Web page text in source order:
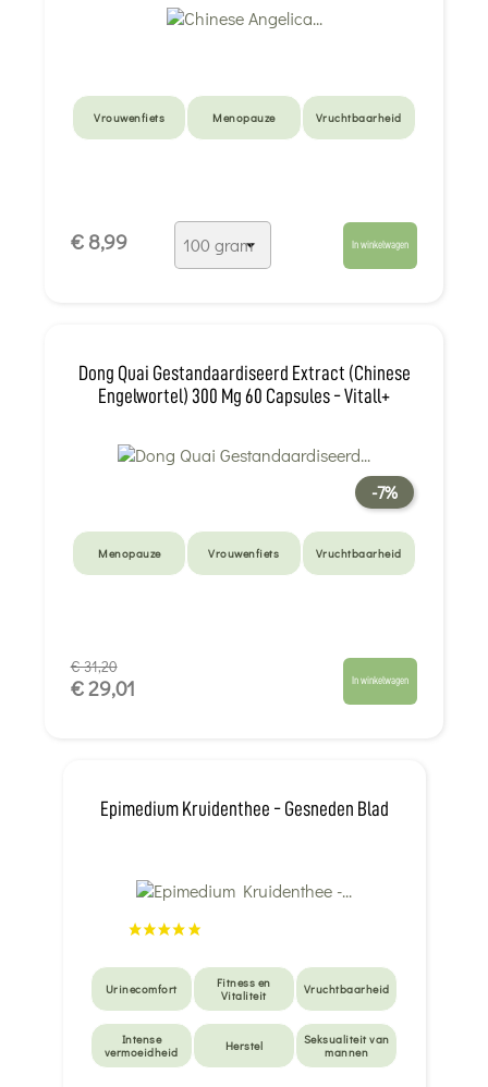
Vrouwenfiets Menopauze Vruchtbaarheid
€ 8,99 In winkelwagen
Dong Quai Gestandaardiseerd Extract (Chinese
Engelwortel) 300 Mg 60 Capsules - Vitall+
-7%
Menopauze Vrouwenfiets Vruchtbaarheid
€ 31,20
€ 29,01 In winkelwagen
Epimedium Kruidenthee - Gesneden Blad
Urinecomfort
Fitness en
Vitaliteit
Vruchtbaarheid
Intense
vermoeidheid
Herstel
Seksualiteit van
mannen